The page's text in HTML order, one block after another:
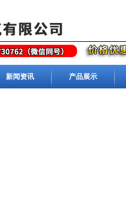
新闻资讯 产品展示